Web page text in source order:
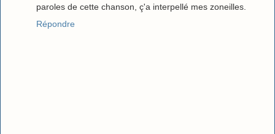
paroles de cette chanson, ç'a interpellé mes zoneilles.
Répondre